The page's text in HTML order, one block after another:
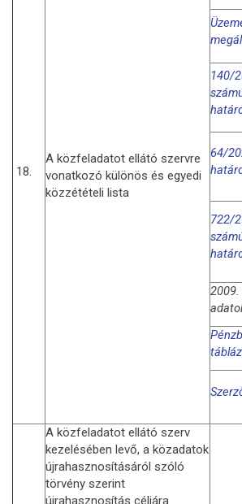
18.
A közfeladatot ellátó szervre
vonatkozó különös és egyedi
közzétételi lista
140/
64/
722/
A közfeladatot ellátó szerv
kezelésében levő, a közadatok
újrahasznosításáról szóló
törvény szerint
újrahasznosítás céljára